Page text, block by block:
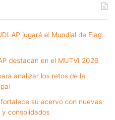
jugará el Mundial de Flag
destacan en el MUTVI 2026
analizar los retos de la
su acervo con nuevas
consolidados